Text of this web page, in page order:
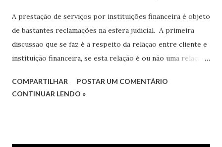
A prestação de serviços por instituições financeira é objeto
de bastantes reclamações na esfera judicial. A primeira
discussão que se faz é a respeito da relação entre cliente e
instituição financeira, se esta relação é ou não uma relação
Justiça, vinca o seguinte: “ O Código de Defesa do
COMPARTILHAR
POSTAR UM COMENTÁRIO
CONTINUAR LENDO »